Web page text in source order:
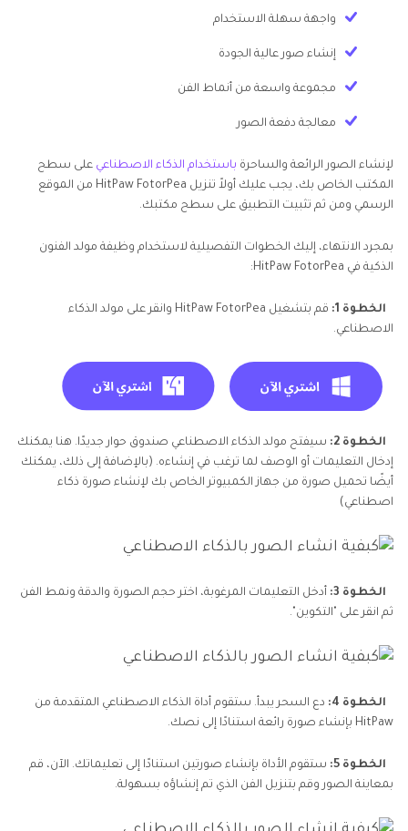
واجهة سهلة الاستخدام
إنشاء صور عالية الجودة
مجموعة واسعة من أنماط الفن
معالجة دفعة الصور
لإنشاء الصور الرائعة والساحرة باستخدام الذكاء الاصطناعي على سطح
المكتب الخاص بك، يجب عليك أولاً تنزيل HitPaw FotorPea من الموقع
الرسمي ومن ثم تثبيت التطبيق على سطح مكتبك.
بمجرد الانتهاء، إليك الخطوات التفصيلية لاستخدام وظيفة مولد الفنون
الذكية في HitPaw FotorPea:
الخطوة 1:
قم بتشغيل HitPaw FotorPea وانقر على مولد الذكاء
الاصطناعي.
الخطوة 2:
سيفتح مولد الذكاء الاصطناعي صندوق حوار جديدًا. هنا يمكنك
إدخال التعليمات أو الوصف لما ترغب في إنشاءه. (بالإضافة إلى ذلك، يمكنك
أيضًا تحميل صورة من جهاز الكمبيوتر الخاص بك لإنشاء صورة ذكاء
اصطناعي)
الخطوة 3:
أدخل التعليمات المرغوبة، اختر حجم الصورة والدقة ونمط الفن
ثم انقر على "التكوين".
الخطوة 4:
دع السحر يبدأ. ستقوم أداة الذكاء الاصطناعي المتقدمة من
HitPaw بإنشاء صورة رائعة استنادًا إلى نصك.
الخطوة 5:
ستقوم الأداة بإنشاء صورتين استنادًا إلى تعليماتك. الآن، قم
بمعاينة الصور وقم بتنزيل الفن الذي تم إنشاؤه بسهولة.